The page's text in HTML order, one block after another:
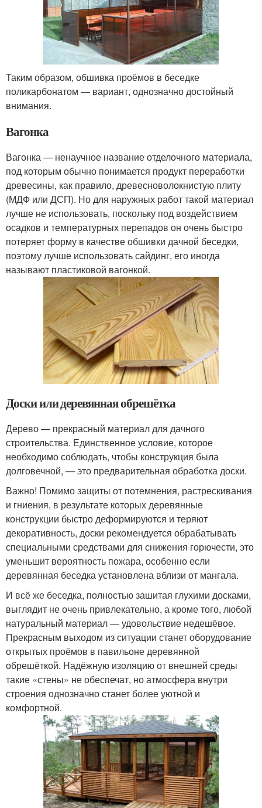
Таким образом, обшивка проёмов в беседке
поликарбонатом — вариант, однозначно достойный
внимания.
Вагонка
Вагонка — ненаучное название отделочного материала,
под которым обычно понимается продукт переработки
древесины, как правило, древесноволокнистую плиту
(МДФ или ДСП). Но для наружных работ такой материал
лучше не использовать, поскольку под воздействием
осадков и температурных перепадов он очень быстро
потеряет форму в качестве обшивки дачной беседки,
поэтому лучше использовать сайдинг, его иногда
называют пластиковой вагонкой.
Доски или деревянная обрешётка
Дерево — прекрасный материал для дачного
строительства. Единственное условие, которое
необходимо соблюдать, чтобы конструкция была
долговечной, — это предварительная обработка доски.
Важно! Помимо защиты от потемнения, растрескивания
и гниения, в результате которых деревянные
конструкции быстро деформируются и теряют
декоративность, доски рекомендуется обрабатывать
специальными средствами для снижения горючести, это
уменьшит вероятность пожара, особенно если
деревянная беседка установлена вблизи от мангала.
И всё же беседка, полностью зашитая глухими досками,
выглядит не очень привлекательно, а кроме того, любой
натуральный материал — удовольствие недешёвое.
Прекрасным выходом из ситуации станет оборудование
открытых проёмов в павильоне деревянной
обрешёткой. Надёжную изоляцию от внешней среды
такие «стены» не обеспечат, но атмосфера внутри
строения однозначно станет более уютной и
комфортной.